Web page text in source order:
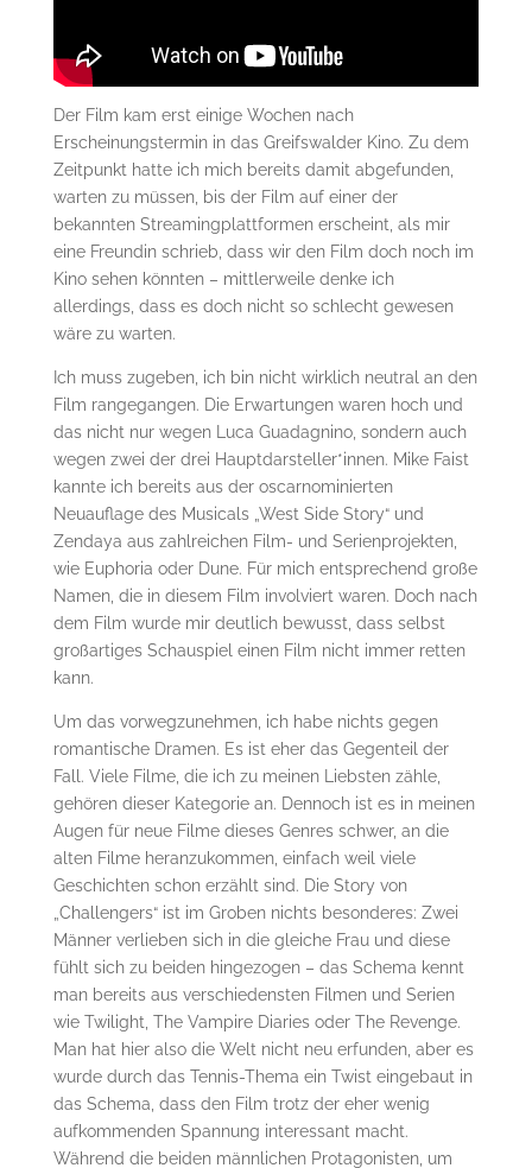
Der Film kam erst einige Wochen nach
Erscheinungstermin in das Greifswalder Kino. Zu dem
Zeitpunkt hatte ich mich bereits damit abgefunden,
warten zu müssen, bis der Film auf einer der
bekannten Streamingplattformen erscheint, als mir
eine Freundin schrieb, dass wir den Film doch noch im
Kino sehen könnten – mittlerweile denke ich
allerdings, dass es doch nicht so schlecht gewesen
wäre zu warten.
Ich muss zugeben, ich bin nicht wirklich neutral an den
Film rangegangen. Die Erwartungen waren hoch und
das nicht nur wegen Luca Guadagnino, sondern auch
wegen zwei der drei Hauptdarsteller*innen. Mike Faist
kannte ich bereits aus der oscarnominierten
Neuauflage des Musicals „West Side Story“ und
Zendaya aus zahlreichen Film- und Serienprojekten,
wie Euphoria oder Dune. Für mich entsprechend große
Namen, die in diesem Film involviert waren. Doch nach
dem Film wurde mir deutlich bewusst, dass selbst
großartiges Schauspiel einen Film nicht immer retten
kann.
Um das vorwegzunehmen, ich habe nichts gegen
romantische Dramen. Es ist eher das Gegenteil der
Fall. Viele Filme, die ich zu meinen Liebsten zähle,
gehören dieser Kategorie an. Dennoch ist es in meinen
Augen für neue Filme dieses Genres schwer, an die
alten Filme heranzukommen, einfach weil viele
Geschichten schon erzählt sind. Die Story von
„Challengers“ ist im Groben nichts besonderes: Zwei
Männer verlieben sich in die gleiche Frau und diese
fühlt sich zu beiden hingezogen – das Schema kennt
man bereits aus verschiedensten Filmen und Serien
wie Twilight, The Vampire Diaries oder The Revenge.
Man hat hier also die Welt nicht neu erfunden, aber es
wurde durch das Tennis-Thema ein Twist eingebaut in
das Schema, dass den Film trotz der eher wenig
aufkommenden Spannung interessant macht.
Während die beiden männlichen Protagonisten, um